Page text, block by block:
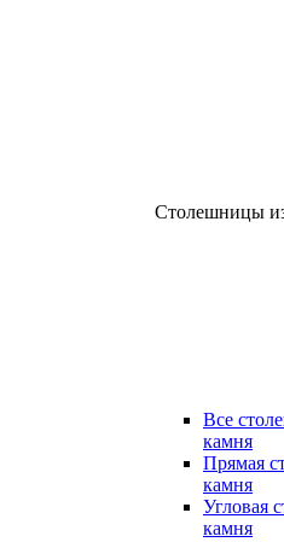
Столешницы
Все
камня
Прямая
камня
Угловая
камня